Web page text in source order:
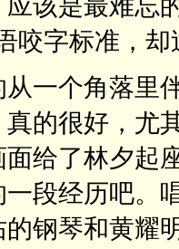
该是最难忘
咬字标准，
一个角落里
的很好，尤
给了林夕起
段经历吧。
钢琴和黄耀